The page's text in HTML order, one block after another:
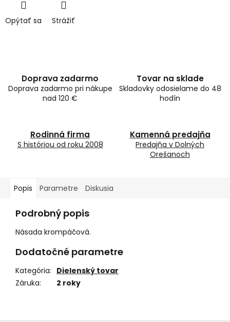
Opýtať sa Strážiť
Doprava zadarmo
Doprava zadarmo pri nákupe
nad 120 €
Tovar na sklade
Skladovky odosielame do 48
hodín
Rodinná firma
S históriou od roku 2008
Kamenná predajňa
Predajňa v Dolných
Orešanoch
Popis Parametre Diskusia
Podrobný popis
Násada krompáčová.
Dodatočné parametre
Kategória: Dielenský tovar
Záruka: 2 roky